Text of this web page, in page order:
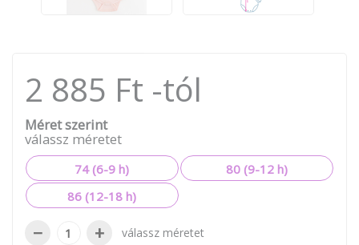
2 885 Ft -tól
Méret szerint
válassz méretet
74 (6-9 h)
80 (9-12 h)
86 (12-18 h)
− + válassz méretet